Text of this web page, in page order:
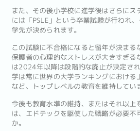
また、その後小学校に進学後はさらにス
には「PSLE」という卒業試験が行われ
学先が決められます。
この試験に不合格になると留年が決まる
保護者の心理的なストレスが大きすぎる
は2024年以降は段階的な廃止が決定さ
学は常に世界の大学ランキングにおける
など、トップレベルの教育を維持してい
今後も教育水準の維持、またはそれ以上
は、エドテックを駆使した戦略が必要不
か。